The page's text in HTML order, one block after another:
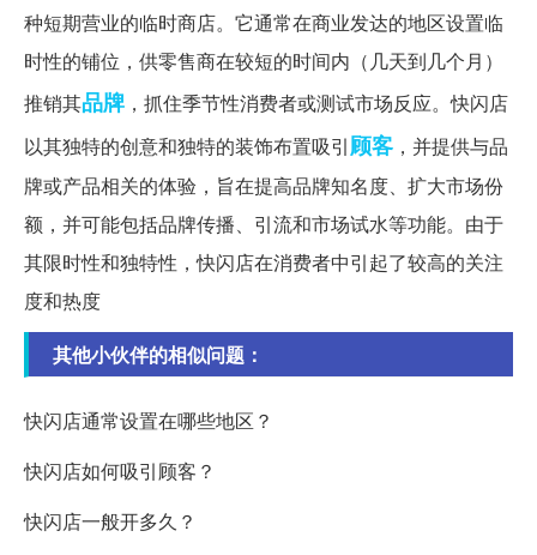
种短期营业的临时商店。它通常在商业发达的地区设置临
时性的铺位，供零售商在较短的时间内（几天到几个月）
推销其品牌 ，抓住季节性消费者或测试市场反应。快闪店
以其独特的创意和独特的装饰布置吸引顾客 ，并提供与品
牌或产品相关的体验，旨在提高品牌知名度、扩大市场份
额，并可能包括品牌传播、引流和市场试水等功能。由于
其限时性和独特性，快闪店在消费者中引起了较高的关注
度和热度
其他小伙伴的相似问题：
快闪店通常设置在哪些地区？
快闪店如何吸引顾客？
快闪店一般开多久？